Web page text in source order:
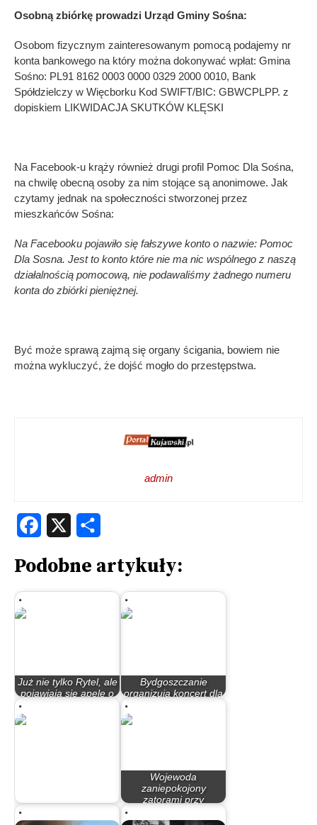
Osobną zbiórkę prowadzi Urząd Gminy Sośna:
Osobom fizycznym zainteresowanym pomocą podajemy nr
konta bankowego na który można dokonywać wpłat: Gmina
Sośno: PL91 8162 0003 0000 0329 2000 0010, Bank
Spółdzielczy w Więcborku Kod SWIFT/BIC: GBWCPLPP. z
dopiskiem LIKWIDACJA SKUTKÓW KLĘSKI
Na Facebook-u krąży również drugi profil Pomoc Dla Sośna,
na chwilę obecną osoby za nim stojące są anonimowe. Jak
czytamy jednak na społeczności stworzonej przez
mieszkańców Sośna:
Na Facebooku pojawiło się fałszywe konto o nazwie: Pomoc
Dla Sosna. Jest to konto które nie ma nic wspólnego z naszą
działalnością pomocową, nie podawaliśmy żadnego numeru
konta do zbiórki pieniężnej.
Być może sprawą zajmą się organy ścigania, bowiem nie
można wykluczyć, że dojść mogło do przestępstwa.
admin
Facebook
Podobne artykuły:
Już nie tylko Rytel, ale
pojawiają się apele o
Bydgoszczanie
organizują koncert dla
Wojewoda
zaniepokojony
zatorami przy